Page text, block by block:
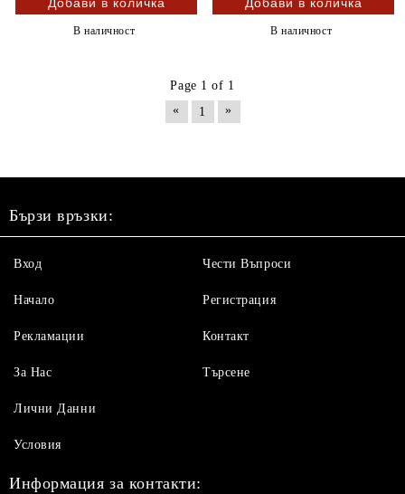
В наличност В наличност
Page 1 of 1
«
1 »
Бързи връзки:
Вход
Начало
Рекламации
За Нас
Чести Въпроси
Регистрация
Контакт
Търсене
Лични Данни
Условия
Информация за контакти: